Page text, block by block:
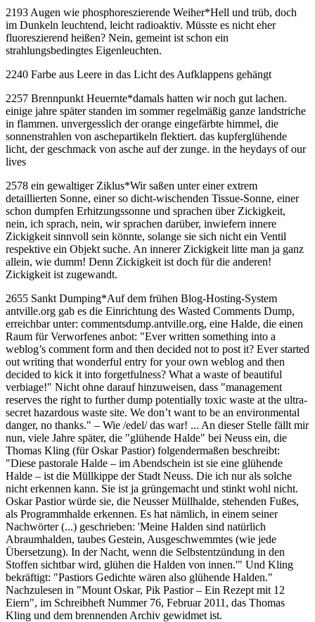
2193 Augen wie phosphoreszierende Weiher*Hell und trüb, doch
im Dunkeln leuchtend, leicht radioaktiv. Müsste es nicht eher
fluoreszierend heißen? Nein, gemeint ist schon ein
strahlungsbedingtes Eigenleuchten.
2240 Farbe aus Leere in das Licht des Aufklappens gehängt
2257 Brennpunkt Heuernte*damals hatten wir noch gut lachen.
einige jahre später standen im sommer regelmäßig ganze landstriche
in flammen. unvergesslich der orange eingefärbte himmel, die
sonnenstrahlen von aschepartikeln flektiert. das kupferglühende
licht, der geschmack von asche auf der zunge. in the heydays of our
lives
2578 ein gewaltiger Ziklus*Wir saßen unter einer extrem
detaillierten Sonne, einer so dicht-wischenden Tissue-Sonne, einer
schon dumpfen Erhitzungssonne und sprachen über Zickigkeit,
nein, ich sprach, nein, wir sprachen darüber, inwiefern innere
Zickigkeit sinnvoll sein könnte, solange sie sich nicht ein Ventil
respektive ein Objekt suche. An innerer Zickigkeit litte man ja ganz
allein, wie dumm! Denn Zickigkeit ist doch für die anderen!
Zickigkeit ist zugewandt.
2655 Sankt Dumping*Auf dem frühen Blog-Hosting-System
antville.org gab es die Einrichtung des Wasted Comments Dump,
erreichbar unter: commentsdump.antville.org, eine Halde, die einen
Raum für Verworfenes anbot: "Ever written something into a
weblog’s comment form and then decided not to post it? Ever started
out writing that wonderful entry for your own weblog and then
decided to kick it into forgetfulness? What a waste of beautiful
verbiage!" Nicht ohne darauf hinzuweisen, dass "management
reserves the right to further dump potentially toxic waste at the ultra-
secret hazardous waste site. We don’t want to be an environmental
danger, no thanks." – Wie /edel/ das war! ... An dieser Stelle fällt mir
nun, viele Jahre später, die "glühende Halde" bei Neuss ein, die
Thomas Kling (für Oskar Pastior) folgendermaßen beschreibt:
"Diese pastorale Halde – im Abendschein ist sie eine glühende
Halde – ist die Müllkippe der Stadt Neuss. Die ich nur als solche
nicht erkennen kann. Sie ist ja grüngemacht und stinkt wohl nicht.
Oskar Pastior würde sie, die Neusser Müllhalde, stehenden Fußes,
als Programmhalde erkennen. Es hat nämlich, in einem seiner
Nachwörter (...) geschrieben: 'Meine Halden sind natürlich
Abraumhalden, taubes Gestein, Ausgeschwemmtes (wie jede
Übersetzung). In der Nacht, wenn die Selbstentzündung in den
Stoffen sichtbar wird, glühen die Halden von innen.'" Und Kling
bekräftigt: "Pastiors Gedichte wären also glühende Halden."
Nachzulesen in "Mount Oskar, Pik Pastior – Ein Rezept mit 12
Eiern", im Schreibheft Nummer 76, Februar 2011, das Thomas
Kling und dem brennenden Archiv gewidmet ist.